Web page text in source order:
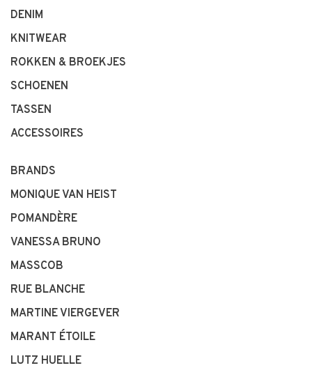
DENIM
KNITWEAR
ROKKEN & BROEKJES
SCHOENEN
TASSEN
ACCESSOIRES
BRANDS
MONIQUE VAN HEIST
POMANDÈRE
VANESSA BRUNO
MASSCOB
RUE BLANCHE
MARTINE VIERGEVER
MARANT ÉTOILE
LUTZ HUELLE